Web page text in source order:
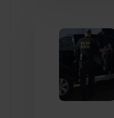
Palmas
Paramirim